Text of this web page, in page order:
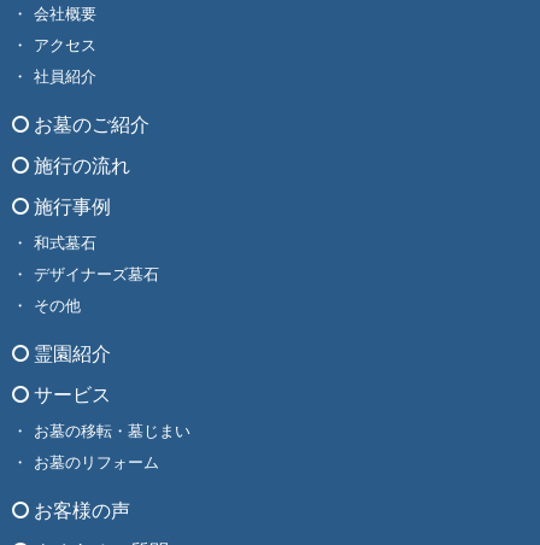
会社概要
アクセス
社員紹介
お墓のご紹介
施行の流れ
施行事例
和式墓石
デザイナーズ墓石
その他
霊園紹介
サービス
お墓の移転・墓じまい
お墓のリフォーム
お客様の声